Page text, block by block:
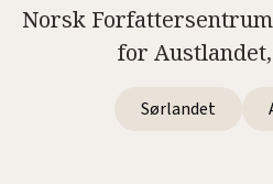
Norsk
for
Sørlandet